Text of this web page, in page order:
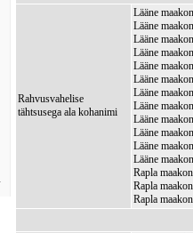
Rahvusvahelise
tähtsusega ala kohanimi
Lääne
Lääne
Lääne
Lääne
Lääne
Lääne
Lääne
Lääne
Lääne
Lääne
Lääne
Lääne
Rapla
Rapla
Rapla